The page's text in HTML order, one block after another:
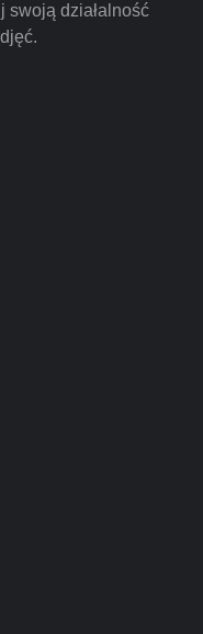
swoją działalność